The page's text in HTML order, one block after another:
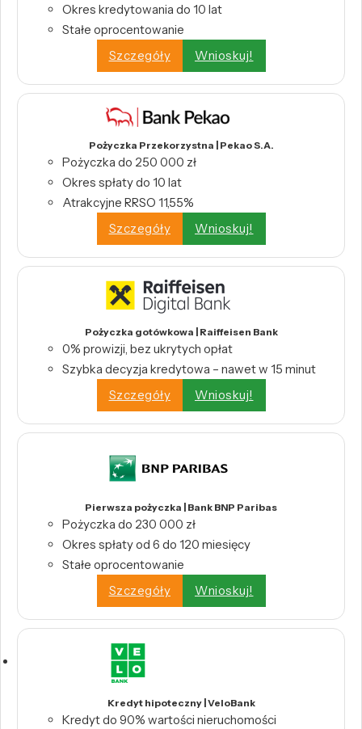
Okres kredytowania do 10 lat
Stałe oprocentowanie
Szczegóły
Wnioskuj!
Pożyczka Przekorzystna | Pekao S.A.
Pożyczka do 250 000 zł
Okres spłaty do 10 lat
Atrakcyjne RRSO 11,55%
Szczegóły
Wnioskuj!
Pożyczka gotówkowa | Raiffeisen Bank
0% prowizji, bez ukrytych opłat
Szybka decyzja kredytowa – nawet w 15 minut
Szczegóły
Wnioskuj!
Pierwsza pożyczka | Bank BNP Paribas
Pożyczka do 230 000 zł
Okres spłaty od 6 do 120 miesięcy
Stałe oprocentowanie
Szczegóły
Wnioskuj!
Kredyt hipoteczny | VeloBank
Kredyt do 90% wartości nieruchomości